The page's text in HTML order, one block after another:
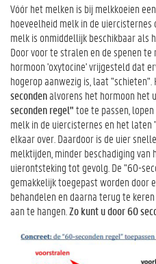
Vóór het melken is bij melkkoeien
hoeveelheid melk in de uiercisternes
melk is onmiddellijk beschikbaar als
Door voor te stralen en de spenen
hormoon 'oxytocine' vrijgesteld dat
hogerop aanwezig is, laat
secondenalvorens het hormoon het
seconden regel"toe te passen,
melk in de uiercisternes en het
elkaar over. Daardoor is de uier
melktijden, minder beschadiging
uierontsteking tot gevolg. De "60-
gemakkelijk toegepast worden door
behandelen en daarna terug te
aan te hangen. Zo kunt u door 60